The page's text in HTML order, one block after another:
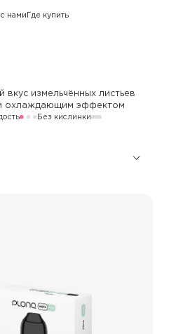
с нами Где купить
измельчённых листьев
охлаждающим эффектом
Без кислинки